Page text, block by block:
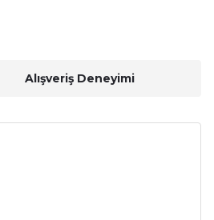
Alışveriş Deneyimi